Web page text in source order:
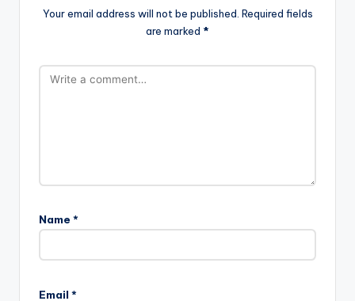
Your email address will not be published. Required fields
are marked *
Name *
Email *